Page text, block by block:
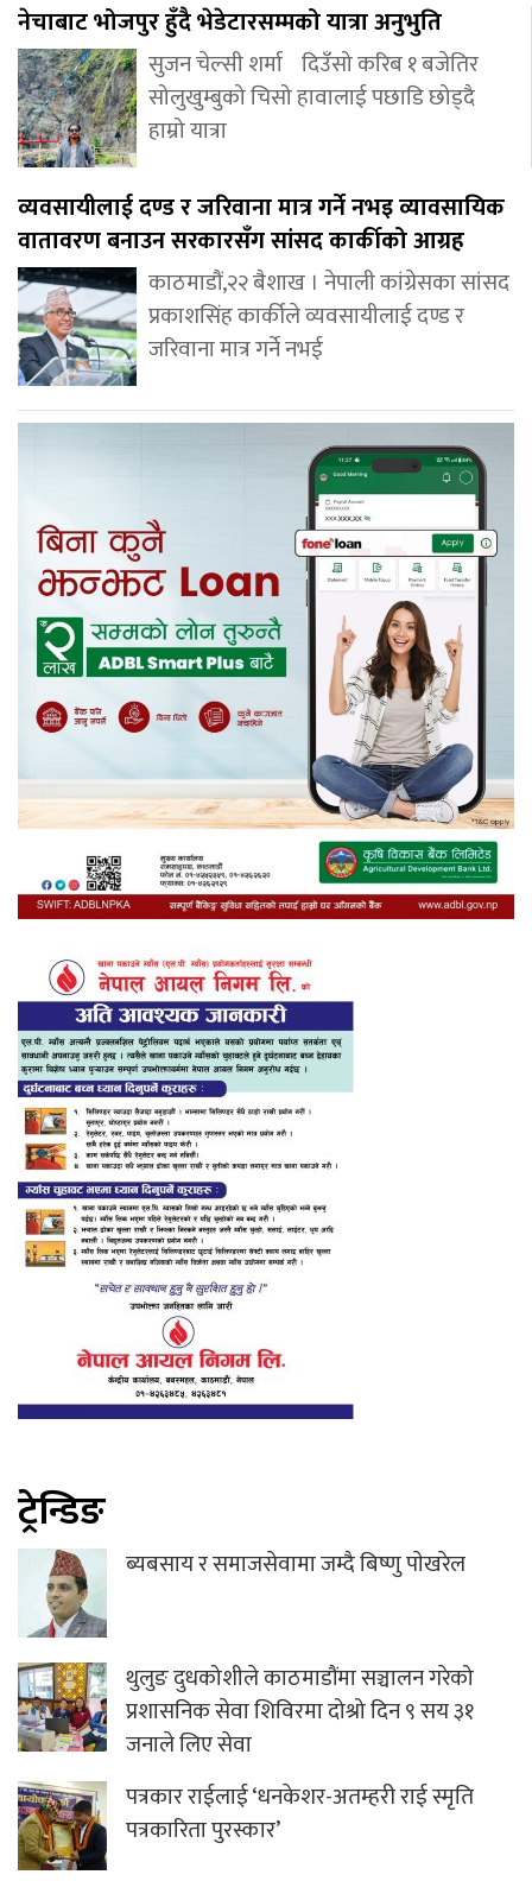
नेचाबाट भोजपुर हुँदै भेडेटारसम्मको यात्रा अनुभुति
सुजन चेल्सी शर्मा दिउँसो करिब १ बजेतिर
सोलुखुम्बुको चिसो हावालाई पछाडि छोड्दै
हाम्रो यात्रा
व्यवसायीलाई दण्ड र जरिवाना मात्र गर्ने नभइ व्यावसायिक
वातावरण बनाउन सरकारसँग सांसद कार्कीको आग्रह
काठमाडौं,२२ बैशाख । नेपाली कांग्रेसका सांसद
प्रकाशसिंह कार्कीले व्यवसायीलाई दण्ड र
जरिवाना मात्र गर्ने नभई
ट्रेन्डिङ
ब्यबसाय र समाजसेवामा जम्दै बिष्णु पाेखरेल
थुलुङ दुधकोशीले काठमाडौंमा सञ्चालन गरेको
प्रशासनिक सेवा शिविरमा दोश्रो दिन ९ सय ३१
जनाले लिए सेवा
पत्रकार राईलाई ‘धनकेशर-अतम्हरी राई स्मृति
पत्रकारिता पुरस्कार’